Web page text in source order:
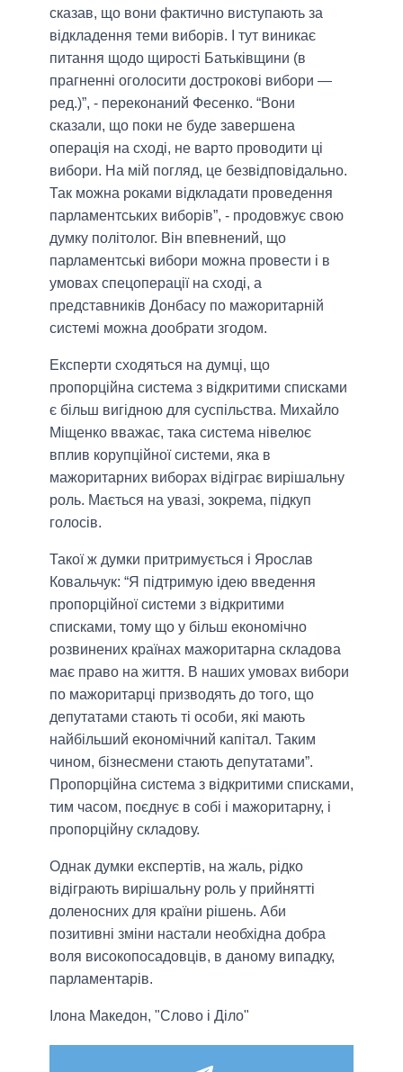
сказав, що вони фактично виступають за
відкладення теми виборів. І тут виникає
питання щодо щирості Батьківщини (в
прагненні оголосити дострокові вибори —
ред.)”, - переконаний Фесенко. “Вони
сказали, що поки не буде завершена
операція на сході, не варто проводити ці
вибори. На мій погляд, це безвідповідально.
Так можна роками відкладати проведення
парламентських виборів”, - продовжує свою
думку політолог. Він впевнений, що
парламентські вибори можна провести і в
умовах спецоперації на сході, а
представників Донбасу по мажоритарній
системі можна дообрати згодом.
Експерти сходяться на думці, що
пропорційна система з відкритими списками
є більш вигідною для суспільства. Михайло
Міщенко вважає, така система нівелює
вплив корупційної системи, яка в
мажоритарних виборах відіграє вирішальну
роль. Мається на увазі, зокрема, підкуп
голосів.
Такої ж думки притримується і Ярослав
Ковальчук: “Я підтримую ідею введення
пропорційної системи з відкритими
списками, тому що у більш економічно
розвинених країнах мажоритарна складова
має право на життя. В наших умовах вибори
по мажоритарці призводять до того, що
депутатами стають ті особи, які мають
найбільший економічний капітал. Таким
чином, бізнесмени стають депутатами”.
Пропорційна система з відкритими списками,
тим часом, поєднує в собі і мажоритарну, і
пропорційну складову.
Однак думки експертів, на жаль, рідко
відіграють вирішальну роль у прийнятті
доленосних для країни рішень. Аби
позитивні зміни настали необхідна добра
воля високопосадовців, в даному випадку,
парламентарів.
Ілона Македон, "Слово і Діло"